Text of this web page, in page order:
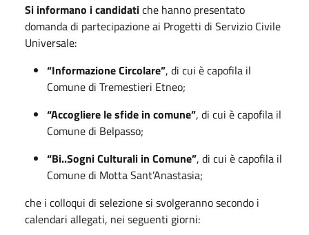
Si informano i candidatiche hanno presentato
domanda di partecipazione ai Progetti di Servizio Civile
Universale:
“Informazione Circolare”, di cui è capofila il
Comune di Tremestieri Etneo;
“Accogliere le sfide in comune”, di cui è capofila il
Comune di Belpasso;
“Bi..Sogni Culturali in Comune”, di cui è capofila il
Comune di Motta Sant’Anastasia;
che i colloqui di selezione si svolgeranno secondo i
calendari allegati, nei seguenti giorni: